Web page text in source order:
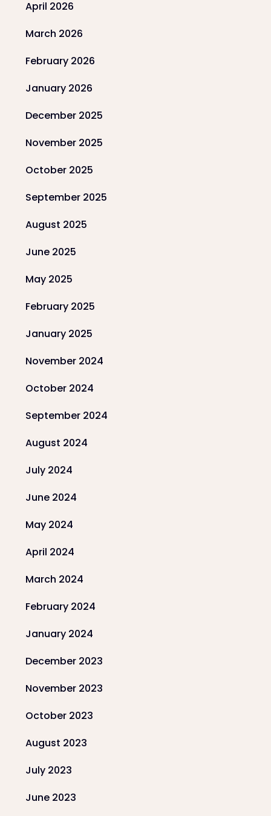
April 2026
March 2026
February 2026
January 2026
December 2025
November 2025
October 2025
September 2025
August 2025
June 2025
May 2025
February 2025
January 2025
November 2024
October 2024
September 2024
August 2024
July 2024
June 2024
May 2024
April 2024
March 2024
February 2024
January 2024
December 2023
November 2023
October 2023
August 2023
July 2023
June 2023